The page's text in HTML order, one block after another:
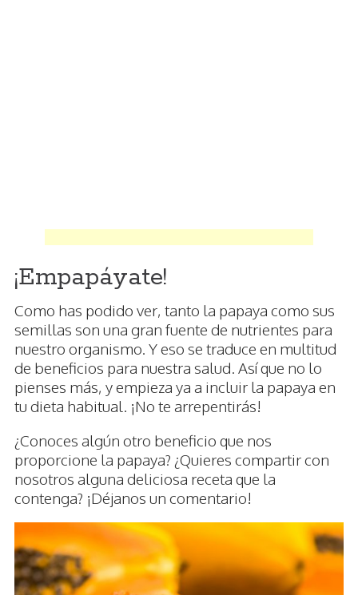
¡Empapáyate!
Como has podido ver, tanto la papaya como sus
semillas son una gran fuente de nutrientes para
nuestro organismo. Y eso se traduce en multitud
de beneficios para nuestra salud. Así que no lo
pienses más, y empieza ya a incluir la papaya en
tu dieta habitual. ¡No te arrepentirás!
¿Conoces algún otro beneficio que nos
proporcione la papaya? ¿Quieres compartir con
nosotros alguna deliciosa receta que la
contenga? ¡Déjanos un comentario!